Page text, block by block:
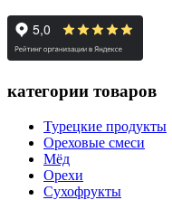
категории товаров
Турецкие продукты
Ореховые смеси
Мёд
Орехи
Сухофрукты